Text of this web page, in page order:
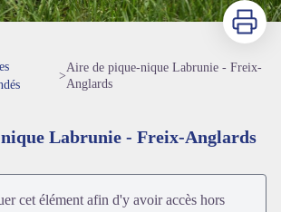
Imprimer
>
Aire de pique-nique Labrunie - Freix-
Anglards
Labrunie - Freix-Anglards
cet élément afin d'y avoir accès hors